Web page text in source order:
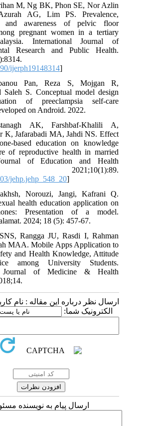
Nur Farihan M, Ng BK, Phon SE, Nor Azlin
Nur Azurah AG, Lim PS. Prevalence,
and awareness of pelvic floor
among pregnant women in a tertiary
Malaysia. International Journal of
Research and Public Health.
ijerph19148314
Shahrbanou Pan, Reza S, Mojgan R,
Saleh S. Conceptual model design
evaluation of preeclampsia self-care
developed on Android. 2022.
Vanestanagh AK, Farshbaf-Khalili A,
K, Jafarabadi MA, Jahdi NS. Effect
based education on knowledge
self-care of reproductive health in married
Journal of Education and Health
2021;10(1):89.
jehp.jehp_548_20
Jahanbakhsh, Norouzi, Jangi, Kafrani Q.
sexual health education application on
phones: Presentation of a model.
Salamat. 2024; 18 (5): 457-67.
Ismail SNS, Rangga JU, Rasdi I, Rahman
Samah MAA. Mobile Apps Application to
Safety and Health Knowledge, Attitude
Practice among University Students.
Journal of Medicine & Health
2018;14.
ارسال نظر درباره این مقاله : نام کاربری یا
الکترونیک شما:
ارسال پیام به نویسنده مسئول